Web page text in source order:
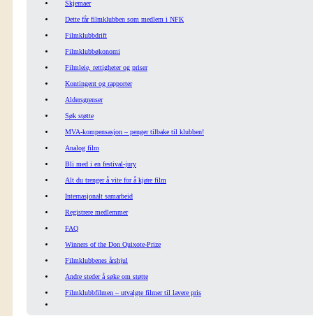
Skjemaer
Dette får filmklubben som medlem i NFK
Filmklubbdrift
Filmklubbøkonomi
Filmleie, rettigheter og priser
Kontingent og rapporter
Aldersgrenser
Søk støtte
MVA-kompensasjon – penger tilbake til klubben!
Analog film
Bli med i en festival-jury
Alt du trenger å vite for å kjøre film
Internasjonalt samarbeid
Registrere medlemmer
FAQ
Winners of the Don Quixote-Prize
Filmklubbenes årshjul
Andre steder å søke om støtte
Filmklubbfilmen – utvalgte filmer til lavere pris